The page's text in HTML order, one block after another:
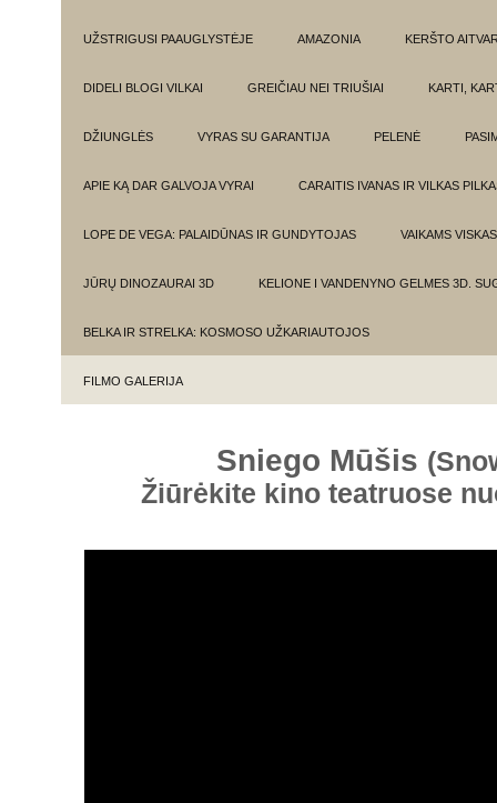
UŽSTRIGUSI PAAUGLYSTĖJE AMAZONIA KERŠTO
DIDELI BLOGI VILKAI GREIČIAU NEI TRIUŠIAI KARTI,
DŽIUNGLĖS VYRAS SU GARANTIJA PELENĖ
APIE KĄ DAR GALVOJA VYRAI CARAITIS IVANAS IR VILKAS
LOPE DE VEGA: PALAIDŪNAS IR GUNDYTOJAS VAIKAMS
JŪRŲ DINOZAURAI 3D KELIONE I VANDENYNO GELMES 3D.
BELKA IR STRELKA: KOSMOSO UŽKARIAUTOJOS
FILMO GALERIJA
Sniego Mūšis
Žiūrėkite kino teatruose